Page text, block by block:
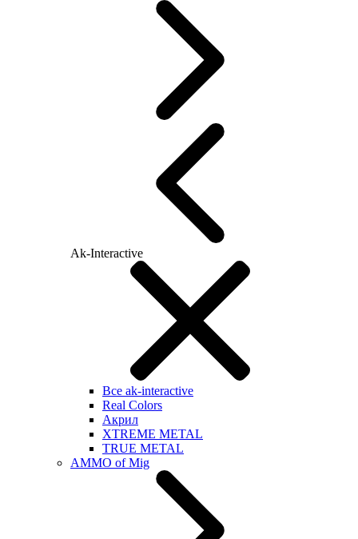
Ak-Interactive
Все ak-interactive
Real Colors
Акрил
XTREME METAL
TRUE METAL
AMMO of Mig